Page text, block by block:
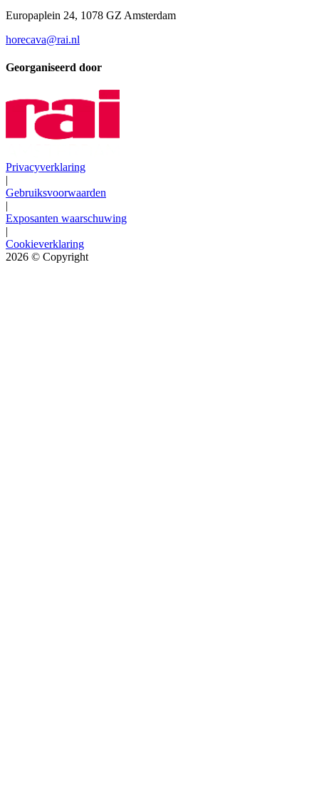
Europaplein 24, 1078 GZ Amsterdam
horecava@rai.nl
Georganiseerd door
Privacyverklaring
|
Gebruiksvoorwaarden
|
Exposanten waarschuwing
|
Cookieverklaring
2026 © Copyright